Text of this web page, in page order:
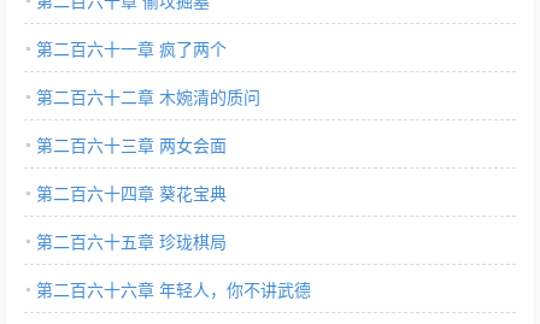
第二百六十一章 疯了两个
第二百六十二章 木婉清的质问
第二百六十三章 两女会面
第二百六十四章 葵花宝典
第二百六十五章 珍珑棋局
第二百六十六章 年轻人，你不讲武德